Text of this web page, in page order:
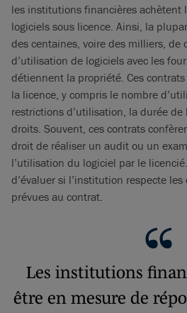
les institutions financières achètent
logiciels sous licence. Ainsi, la
des centaines, voire des milliers, de
d’utilisation de logiciels avec les
détiennent la propriété. Ces
la licence, y compris le nombre
restrictions d’utilisation, la durée
droits. Souvent, ces contrats
droit de réaliser un audit ou un
l’utilisation du logiciel par le
d’évaluer si l’institution respecte
prévues au contrat.
Les institutions
être en mesure de